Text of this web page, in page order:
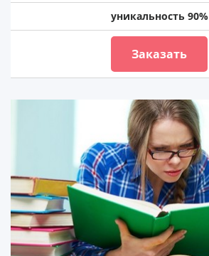
уникальность 90%
Заказать